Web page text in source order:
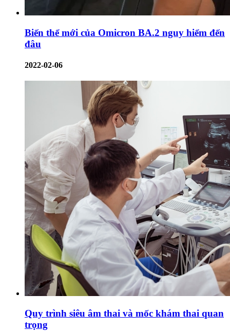
Biến thể mới của Omicron BA.2 nguy hiểm đến
đâu
2022-02-06
Quy trình siêu âm thai và mốc khám thai quan
trọng